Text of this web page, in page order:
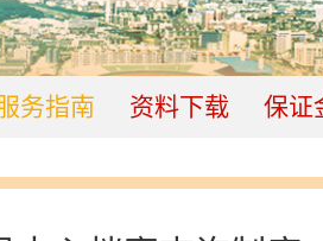
务指南 资料下载 保证